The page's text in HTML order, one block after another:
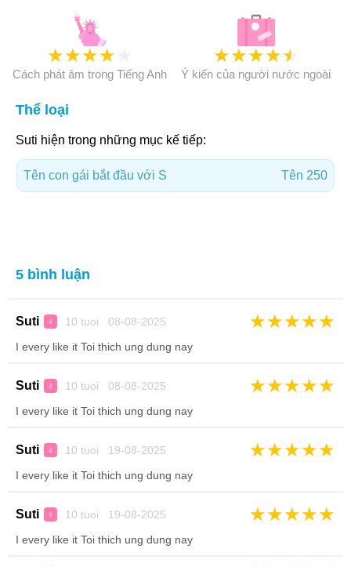
★★★★
Cách phát âm trong Tiếng Anh
★★★★★
Ý kiến của người nước ngoài
Thể loại
Suti hiện trong những mục kế tiếp:
Tên con gái bắt đầu với S Tên 250
5 bình luận
Suti ♀ 10 tuoi 08-08-2025 ★★★★★
I every like it Toi thich ung dung nay
Suti ♀ 10 tuoi 08-08-2025 ★★★★★
I every like it Toi thich ung dung nay
Suti ♀ 10 tuoi 19-08-2025 ★★★★★
I every like it Toi thich ung dung nay
Suti ♀ 10 tuoi 19-08-2025 ★★★★★
I every like it Toi thich ung dung nay